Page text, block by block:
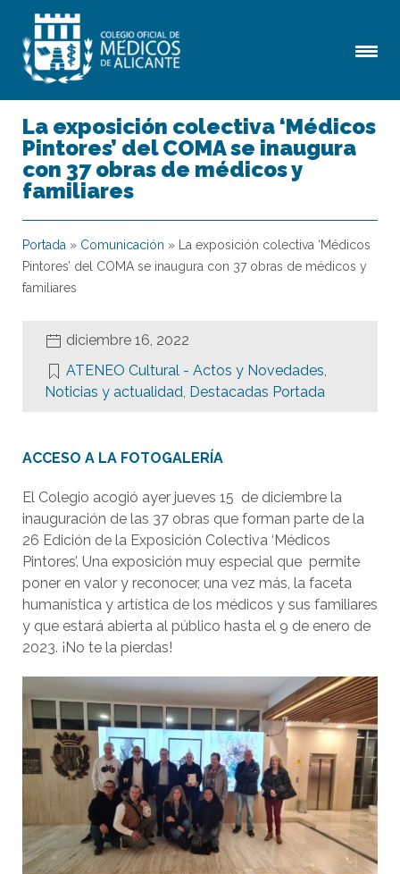
La exposición colectiva ‘Médicos
Pintores’ del COMA se inaugura
con 37 obras de médicos y
familiares
Portada » Comunicación »
La exposición colectiva ‘Médicos
Pintores’ del COMA se inaugura con 37 obras de médicos y
familiares
diciembre 16, 2022
ATENEO Cultural - Actos y Novedades,
Noticias y actualidad, Destacadas Portada
ACCESO A LA FOTOGALERÍA
El Colegio acogió ayer jueves 15 de diciembre la
inauguración de las 37 obras que forman parte de la
26 Edición de la Exposición Colectiva ‘Médicos
Pintores’. Una exposición muy especial que permite
poner en valor y reconocer, una vez más, la faceta
humanística y artística de los médicos y sus familiares
y que estará abierta al público hasta el 9 de enero de
2023. ¡No te la pierdas!